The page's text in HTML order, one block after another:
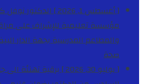
[ أغسطس 1, 2026 ]
مؤسسة تعليمية للإشراف على
والمطاعم المدرسية بجهة الدار
صحة
[ يوليو 30, 2026 ]
برقية تهنئة الى